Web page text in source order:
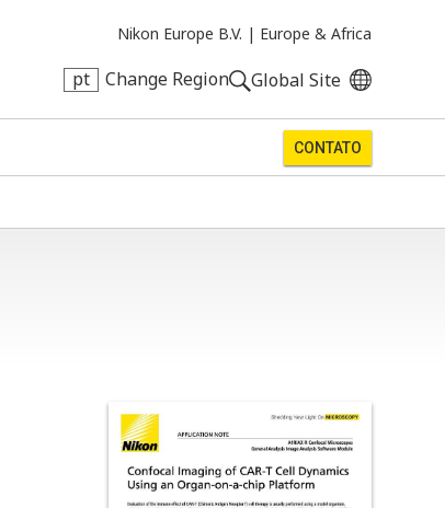
Nikon Europe B.V. | Europe & Africa
pt Change Region Global Site
CONTATO